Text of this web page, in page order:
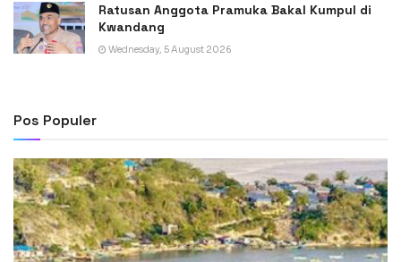
Ratusan Anggota Pramuka Bakal Kumpul di
Kwandang
Wednesday, 5 August 2026
Pos Populer